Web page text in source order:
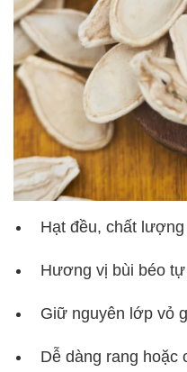
Hạt đều, chất
Hương vị bùi béo
Giữ nguyên lớp vỏ
Dễ dàng rang hoặc